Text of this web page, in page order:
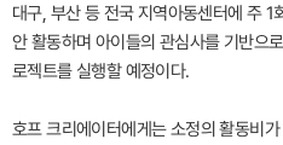
대구, 부산 등 전국 지역아동센터에 주
안 활동하며 아이들의 관심사를 기반으
로젝트를 실행할 예정이다.
호프 크리에이터에게는 소정의 활동비